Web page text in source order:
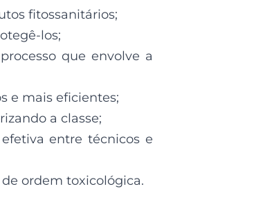
fitossanitários;
los;
que envolve a
e mais eficientes;
a classe;
entre técnicos e
ordem toxicológica.